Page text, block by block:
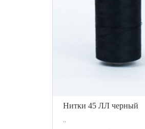
Нитки 45 ЛЛ черный
..